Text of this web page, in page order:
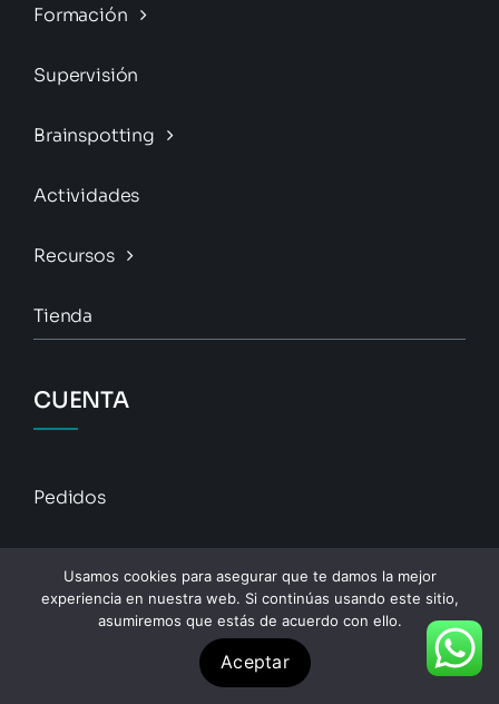
Formación
Supervisión
Brainspotting
Actividades
Recursos
Tienda
CUENTA
Pedidos
Direcciones
Detalles De La Cuenta
Usamos cookies para asegurar que te damos la mejor
experiencia en nuestra web. Si continúas usando este sitio,
asumiremos que estás de acuerdo con ello.
Aceptar